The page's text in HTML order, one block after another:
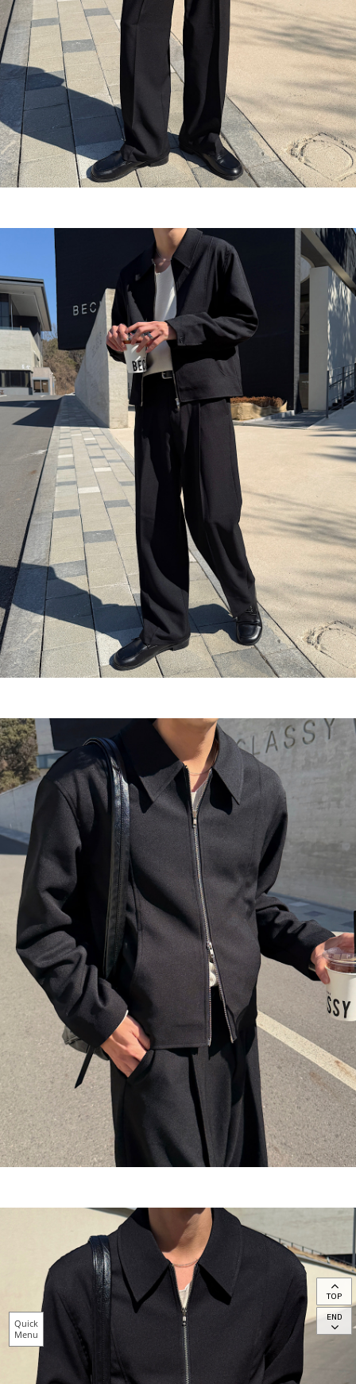
Quick
Menu
TOP
END